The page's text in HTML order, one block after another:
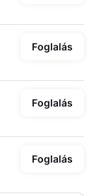
Foglalás
Foglalás
Foglalás